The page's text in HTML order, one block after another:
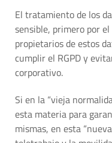
El tratamiento de los
sensible, primero por
propietarios de estos
cumplir el RGPD y
corporativo.
Si en la “vieja
esta materia para
mismas, en esta